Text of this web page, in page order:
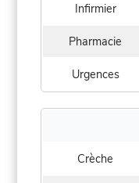
Infirmier
Pharmacie
Urgences
Crèche